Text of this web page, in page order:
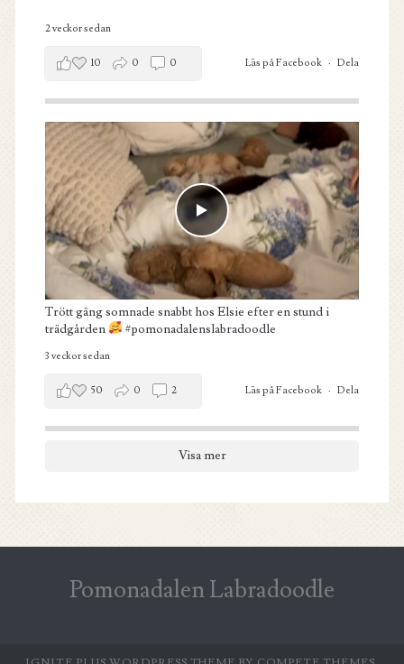
2 veckor sedan
Läs på Facebook · Dela
10 0 0
Trött gäng somnade snabbt hos Elsie efter en stund i
trädgården
#pomonadalenslabradoodle
3 veckor sedan
Läs på Facebook · Dela
50 0 2
Visa mer
Pomonadalen Labradoodle